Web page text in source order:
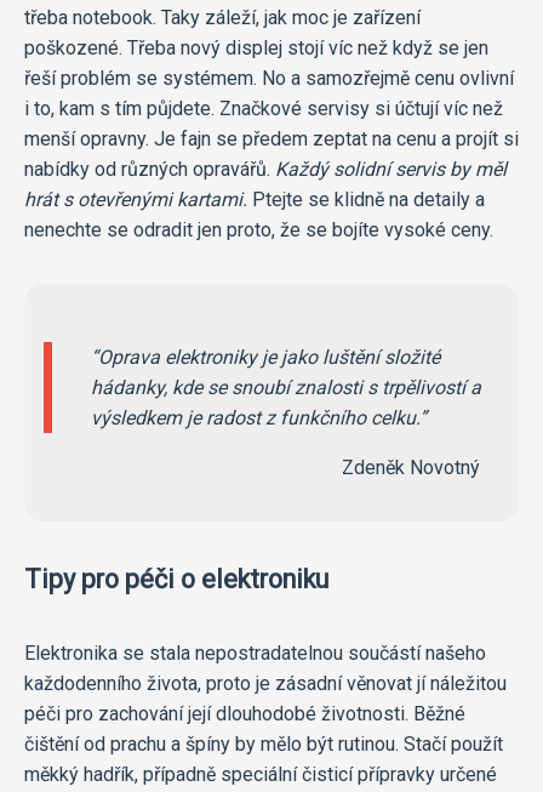
třeba notebook. Taky záleží, jak moc je zařízení
poškozené. Třeba nový displej stojí víc než když se jen
řeší problém se systémem. No a samozřejmě cenu ovlivní
i to, kam s tím půjdete. Značkové servisy si účtují víc než
menší opravny. Je fajn se předem zeptat na cenu a projít si
nabídky od různých opravářů. Každý solidní servis by měl
hrát s otevřenými kartami. Ptejte se klidně na detaily a
nenechte se odradit jen proto, že se bojíte vysoké ceny.
Oprava elektroniky je jako luštění složité
hádanky, kde se snoubí znalosti s trpělivostí a
výsledkem je radost z funkčního celku.
Zdeněk Novotný
Tipy pro péči o elektroniku
Elektronika se stala nepostradatelnou součástí našeho
každodenního života, proto je zásadní věnovat jí náležitou
péči pro zachování její dlouhodobé životnosti. Běžné
čištění od prachu a špíny by mělo být rutinou. Stačí použít
měkký hadřík, případně speciální čisticí přípravky určené